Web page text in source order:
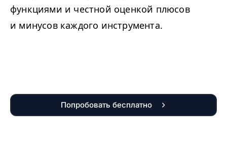
функциями и честной оценкой плюсов
и минусов каждого инструмента.
Попробовать бесплатно